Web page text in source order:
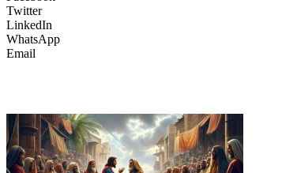
Twitter
LinkedIn
WhatsApp
Email